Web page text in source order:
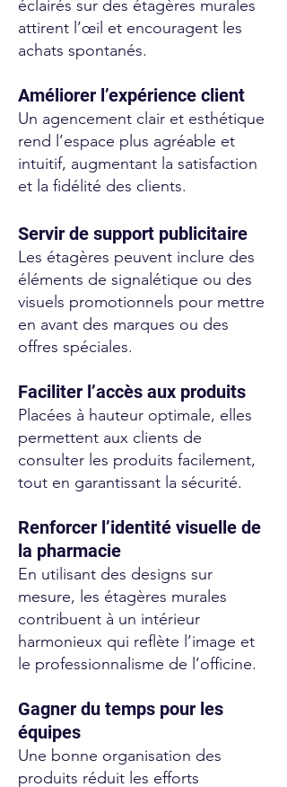
éclairés sur des étagères murales
attirent l’œil et encouragent les
achats spontanés.
Améliorer l’expérience client
Un agencement clair et esthétique
rend l’espace plus agréable et
intuitif, augmentant la satisfaction
et la fidélité des clients.
Servir de support publicitaire
Les étagères peuvent inclure des
éléments de signalétique ou des
visuels promotionnels pour mettre
en avant des marques ou des
offres spéciales.
Faciliter l’accès aux produits
Placées à hauteur optimale, elles
permettent aux clients de
consulter les produits facilement,
tout en garantissant la sécurité.
Renforcer l’identité visuelle de
la pharmacie
En utilisant des designs sur
mesure, les étagères murales
contribuent à un intérieur
harmonieux qui reflète l’image et
le professionnalisme de l’officine.
Gagner du temps pour les
équipes
Une bonne organisation des
produits réduit les efforts